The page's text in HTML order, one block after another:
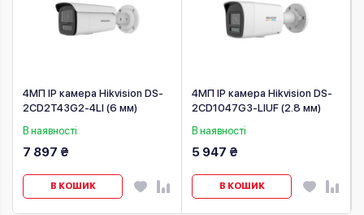
4МП IP камера Hikvision DS-
2CD2T43G2-4LI (6 мм)
В наявності
7 897 ₴
В КОШИК
4МП IP камера Hikvision DS-
2CD1047G3-LIUF (2.8 мм)
В наявності
5 947 ₴
В КОШИК